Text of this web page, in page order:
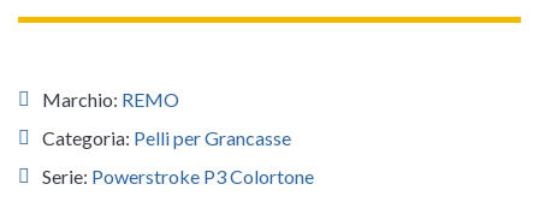
Marchio: REMO
Categoria: Pelli per Grancasse
Serie: Powerstroke P3 Colortone